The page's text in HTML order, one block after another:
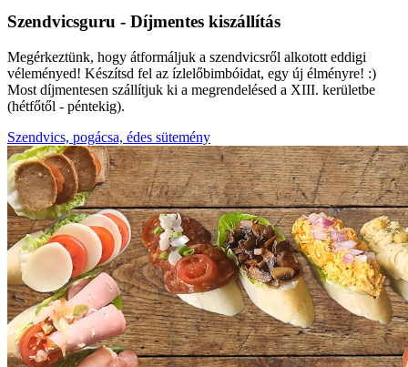
Szendvicsguru - Díjmentes kiszállítás
Megérkeztünk, hogy átformáljuk a szendvicsről alkotott eddigi
véleményed! Készítsd fel az ízlelőbimbóidat, egy új élményre! :)
Most díjmentesen szállítjuk ki a megrendelésed a XIII. kerületbe
(hétfőtől - péntekig).
Szendvics, pogácsa, édes sütemény